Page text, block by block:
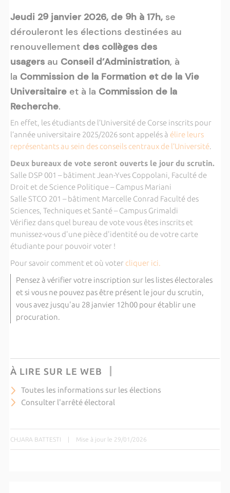
Jeudi 29 janvier 2026, de 9h à 17h,se
dérouleront les élections destinées au
renouvellement des collèges des
usagersau Conseil d’Administration, à
la Commission de la Formation et de la Vie
Universitaireet à la Commission de la
Recherche.
En effet, les étudiants de l’Université de Corse inscrits pour
l’année universitaire 2025/2026 sont appelés à élire leurs
représentants au sein des conseils centraux de l’Université.
Deux bureaux de vote seront ouverts le jour du scrutin.
Salle DSP 001 – bâtiment Jean-Yves Coppolani, Faculté de
Droit et de Science Politique – Campus Mariani
Salle STCO 201 – bâtiment Marcelle Conrad Faculté des
Sciences, Techniques et Santé – Campus Grimaldi
Vérifiez dans quel bureau de vote vous êtes inscrits et
munissez-vous d'une pièce d'identité ou de votre carte
étudiante pour pouvoir voter !
Pour savoir comment et où voter cliquer ici.
Pensez à vérifier votre inscription sur les listes électorales
et si vous ne pouvez pas être présent le jour du scrutin,
vous avez jusqu'au 28 janvier 12h00 pour établir une
procuration.
À LIRE SUR LE WEB
Toutes les informations sur les élections
Consulter l'arrêté électoral
CHJARA BATTESTI | Mise à jour le 29/01/2026